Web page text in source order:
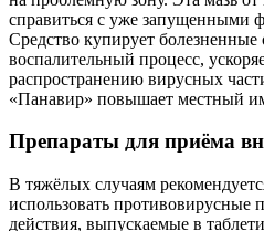
справиться с уже запущенными
Средство купирует
воспалительный процесс,
распространению вирусных
«Панавир» повышает местный
Препараты для приёма
В тяжёлых случаям
использовать противовирусные
действия, выпускаемые в